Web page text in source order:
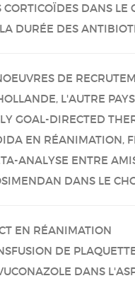
CORTICOÏDES DANS LE
DURÉE DES
DE
L'AUTRE
GOAL-DIRECTED
EN RÉANIMATION,
ANALYSE ENTRE
DANS LE
EN RÉANIMATION
DE
DANS